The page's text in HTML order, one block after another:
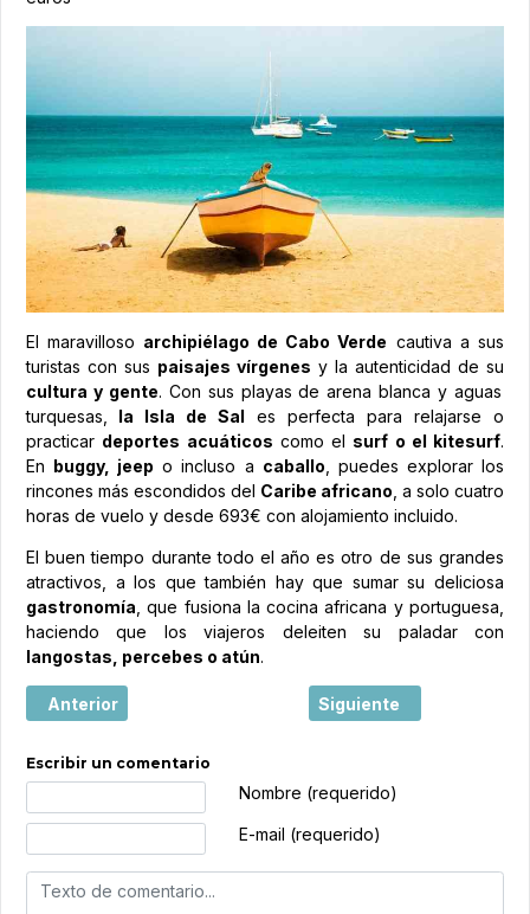
El maravilloso archipiélago de Cabo Verde cautiva a sus
turistas con sus paisajes vírgenes y la autenticidad de su
cultura y gente. Con sus playas de arena blanca y aguas
turquesas,
la Isla de Sal es perfecta para relajarse o
practicar deportes acuáticos como el surf o el kitesurf.
En buggy, jeep o incluso a caballo , puedes explorar los
rincones más escondidos del Caribe africano , a solo cuatro
horas de vuelo y desde 693€ con alojamiento incluido.
El buen tiempo durante todo el año es otro de sus grandes
atractivos, a los que también hay que sumar su deliciosa
gastronomía , que fusiona la cocina africana y portuguesa,
haciendo que los viajeros deleiten su paladar con
langostas, percebes o atún.
Artículo anterior: Soltour, ofertas para el invierno
Anterior Artículo siguiente: El
Siguiente
Escribir un comentario
Nombre (requerido)
E-mail (requerido)